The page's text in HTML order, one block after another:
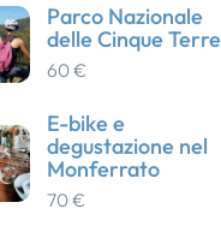
Parco Nazionale
delle Cinque Terre
60 €
E-bike e
degustazione nel
Monferrato
70 €